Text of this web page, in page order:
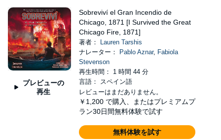
プレビューの
再生
Sobreviví el Gran Incendio de
Chicago, 1871 [I Survived the Great
Chicago Fire, 1871]
著者：
Lauren Tarshis
ナレーター：
Pablo Aznar, Fabiola
Stevenson
再生時間： 1 時間 44 分
言語： スペイン語
レビューはまだありません。
￥1,200 で購入、またはプレミアムプ
ラン30日間無料体験で試す
無料体験を試す